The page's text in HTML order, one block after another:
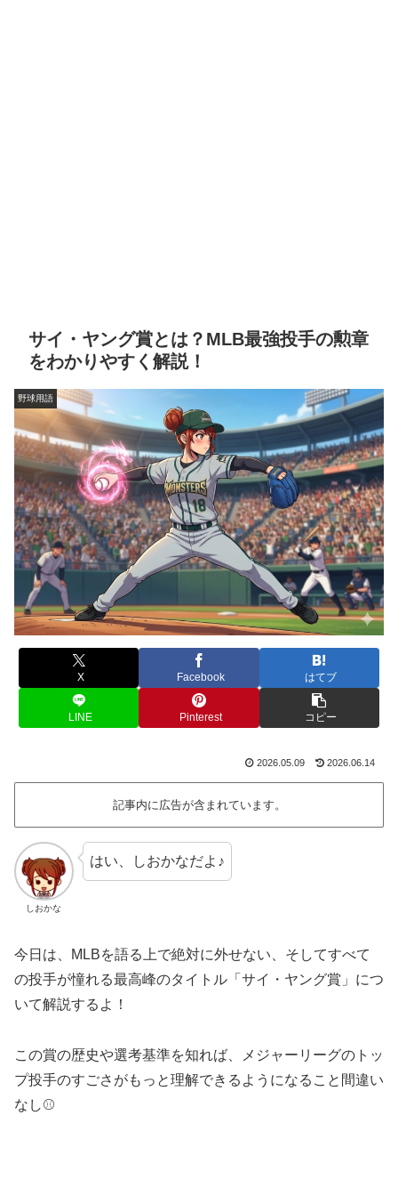
サイ・ヤング賞とは？MLB最強投手の勲章
をわかりやすく解説！
野球用語
X Facebook はてブ
LINE Pinterest コピー
2026.05.09 2026.06.14
記事内に広告が含まれています。
しおかな
はい、しおかなだよ♪
今日は、MLBを語る上で絶対に外せない、そしてすべて
の投手が憧れる最高峰のタイトル「サイ・ヤング賞」につ
いて解説するよ！
この賞の歴史や選考基準を知れば、メジャーリーグのトッ
プ投手のすごさがもっと理解できるようになること間違い
なし⚾️